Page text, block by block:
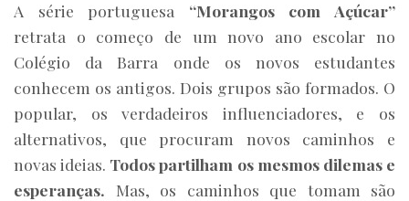
A série portuguesa “Morangos com Açúcar”
retrata o começo de um novo ano escolar no
Colégio da Barra onde os novos estudantes
conhecem os antigos. Dois grupos são formados. O
popular, os verdadeiros influenciadores, e os
alternativos, que procuram novos caminhos e
novas ideias. Todos partilham os mesmos dilemas e
esperanças. Mas, os caminhos que tomam são